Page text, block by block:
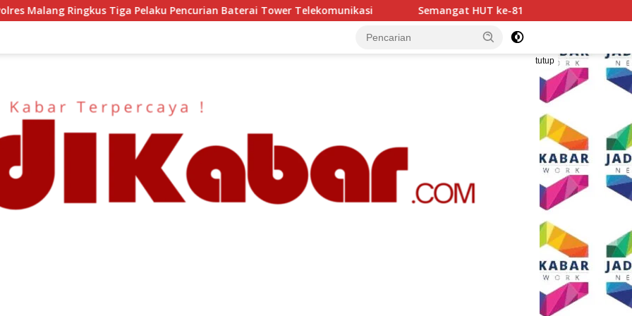
Pencurian Baterai Tower Telekomunikasi Semangat HUT ke-81 RI, AKP Adik Agus Putrawan: Kemerdekaan
tutup